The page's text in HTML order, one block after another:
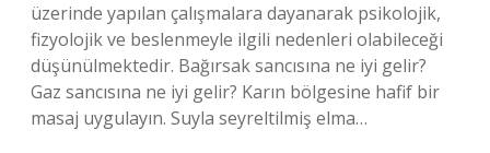
üzerinde yapılan çalışmalara dayanarak psikolojik,
fizyolojik ve beslenmeyle ilgili nedenleri olabileceği
düşünülmektedir. Bağırsak sancısına ne iyi gelir?
Gaz sancısına ne iyi gelir? Karın bölgesine hafif bir
masaj uygulayın. Suyla seyreltilmiş elma…